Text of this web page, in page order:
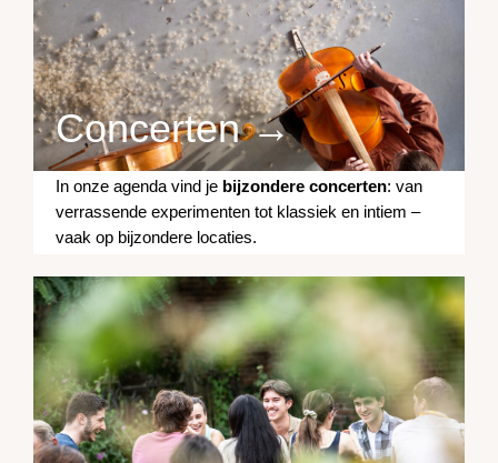
Concerten →
In onze agenda vind je bijzondere concerten: van
verrassende experimenten tot klassiek en intiem –
vaak op bijzondere locaties.